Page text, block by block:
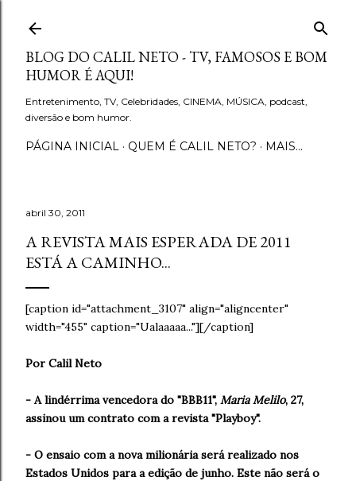
Pular para o conteúdo principal
BLOG DO CALIL NETO - TV, FAMOSOS E BOM
HUMOR É AQUI!
Entretenimento, TV, Celebridades, CINEMA, MÚSICA, podcast,
diversão e bom humor.
PÁGINA INICIAL QUEM É CALIL NETO? MAIS…
abril 30, 2011
A REVISTA MAIS ESPERADA DE 2011
ESTÁ A CAMINHO...
[caption id="attachment_3107" align="aligncenter"
width="455" caption="Ualaaaaa..."][/caption]
Por Calil Neto
- A lindérrima vencedora do "BBB11", Maria Melilo, 27,
assinou um contrato com a revista "Playboy".
- O ensaio com a nova milionária será realizado nos
Estados Unidos para a edição de junho. Este não será o